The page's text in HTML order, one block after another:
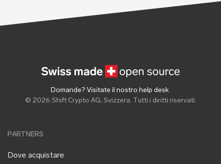
Domande? Visitate il nostro help desk.
© 2026 Shift Crypto AG, Svizzera. Tutti i diritti riservati.
PARTNERS
Dove acquistare